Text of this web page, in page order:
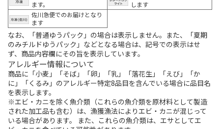
ます。
します
佐川急便でのお届けとなり
ます
なお、「普通ゆうパック」の場合は表示しません。また、「夏期
のみチルドゆうパック」などとなる場合は、記号での表示はせ
ず、商品内容欄にその旨を表示しています。
アレルギー情報について
商品に「小麦」「そば」「卵」「乳」「落花生」「えび」「か
に」「くるみ」のアレルギー特定8品目を含んでいる場合に品目名
を表示します。
※エビ・カニを除く魚介類（これらの魚介類を原材料として製造
された加工品も含む）は、漁獲漁法によりエビ・カニが混じって
いる場合があります。 また、これらの魚介類は、エサとしてエ